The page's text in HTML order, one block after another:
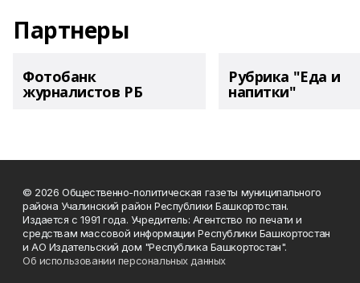
Партнеры
Фотобанк
журналистов РБ
Рубрика "Еда и
напитки"
© 2026 Общественно-политическая газеты муниципального
района Учалинский район Республики Башкортостан.
Издается с 1991 года. Учредитель: Агентство по печати и
средствам массовой информации Республики Башкортостан
и АО Издательский дом "Республика Башкортостан".
Об использовании персональных данных